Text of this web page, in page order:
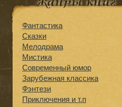
Фантастика
Сказки
Мелодрама
Мистика
Современный юмор
Зарубежная классика
Фэнтези
Приключения и т.п